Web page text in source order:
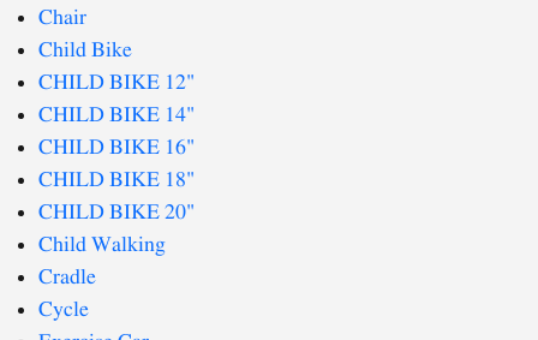
Chair
Child Bike
CHILD BIKE 12"
CHILD BIKE 14"
CHILD BIKE 16"
CHILD BIKE 18"
CHILD BIKE 20"
Child Walking
Cradle
Cycle